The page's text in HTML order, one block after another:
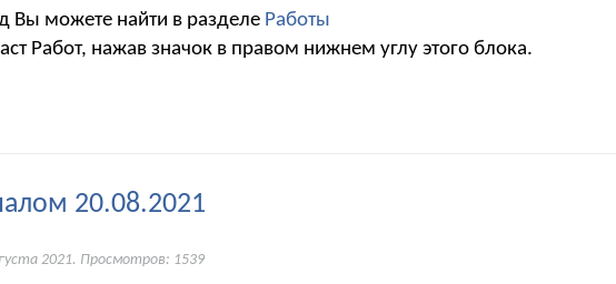
Вы можете найти в разделе Работы
Работ, нажав значок в правом нижнем углу этого блока.
20.08.2021
2021. Просмотров: 1539